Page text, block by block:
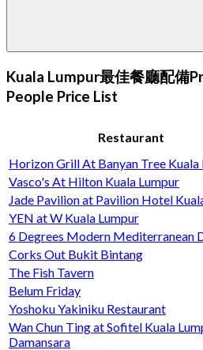
Kuala Lumpur最佳餐廳配備
People Price List
Restaurant
Horizon Grill At Banyan Tree Kuala
Vasco's At Hilton Kuala Lumpur
Jade Pavilion at Pavilion Hotel
YEN at W Kuala Lumpur
6 Degrees Modern Mediterranean
Corks Out Bukit Bintang
The Fish Tavern
Belum Friday
Yoshoku Yakiniku Restaurant
Wan Chun Ting at Sofitel Kuala
Damansara